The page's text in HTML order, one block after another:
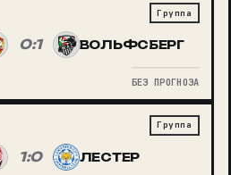
Группа
0:1 ВОЛЬФСБЕРГ
БЕЗ ПРОГНОЗА
Группа
1:0 ЛЕСТЕР